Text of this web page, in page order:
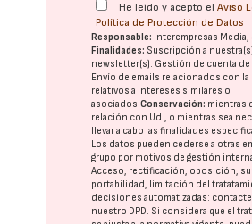
He leído y acepto elAviso
Política de Protección de Datos
Responsable: Interempresas Media,
Finalidades: Suscripción a nuestra(s)
newsletter(s). Gestión de cuenta de
Envío de emails relacionados con la
relativos a intereses similares o
asociados.Conservación: mientras
relación con Ud., o mientras sea
llevar a cabo las finalidades
Los datos pueden cederse a otras
grupo por motivos de gestión
Acceso, rectificación, oposición,
portabilidad, limitación del
decisiones automatizadas:
nuestro DPD. Si considera que el